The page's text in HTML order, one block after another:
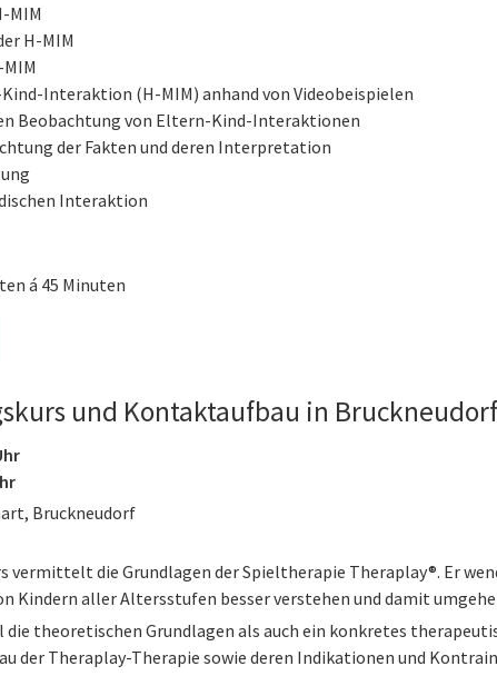
MIM
H-MIM
Interaktion (H-MIM) anhand von Videobeispielen
Beobachtung von Eltern-Kind-Interaktionen
der Fakten und deren Interpretation
Interaktion
á 45 Minuten
und Kontaktaufbau in
Bruckneudorf
vermittelt die Grundlagen der Spieltherapie Theraplay®. Er
Kindern aller Altersstufen besser verstehen und damit
theoretischen Grundlagen als auch ein konkretes
der Theraplay-Therapie sowie deren Indikationen und